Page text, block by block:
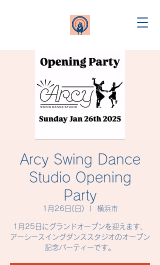
Arcy Swing Dance
Studio Opening
Party
1月26日(日) 横浜市
1月25日にグランドオープンを迎えます、
アーシースイングダンススタジオのオープン
記念パーティーです。